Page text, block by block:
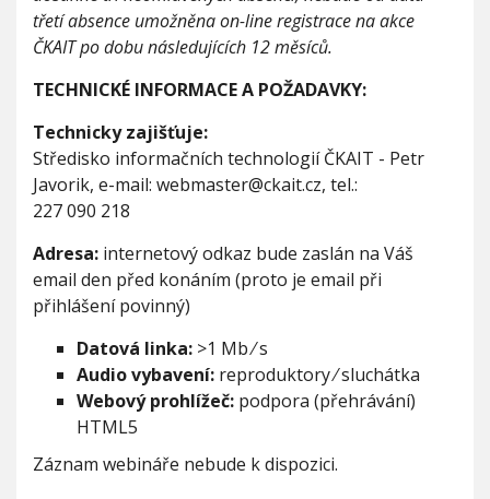
třetí absence umožněna on-line registrace na akce
ČKAIT po dobu následujících 12 měsíců.
TECHNICKÉ INFORMACE A POŽADAVKY:
Technicky zajišťuje:
Středisko informačních technologií ČKAIT - Petr
Javorik, e-mail: webmaster@ckait.cz, tel.:
227 090 218
Adresa: internetový odkaz bude zaslán na Váš
email den před konáním (proto je email při
přihlášení povinný)
Datová linka: >1 Mb ⁄ s
Audio vybavení: reproduktory ⁄ sluchátka
Webový prohlížeč: podpora (přehrávání)
HTML5
Záznam webináře nebude k dispozici.